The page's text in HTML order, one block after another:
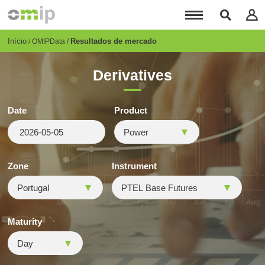
para
conteúdo
Breadcrumb
Início OMIPData Resultados de mercado
Derivatives
Date Product
Zone Instrument
Maturity